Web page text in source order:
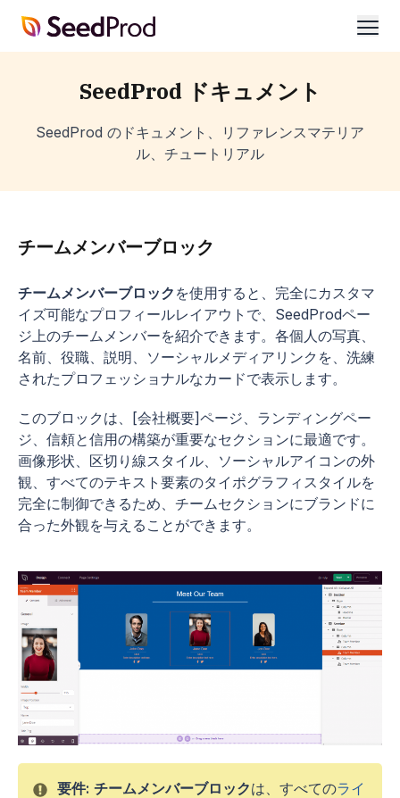
SeedProd
SeedProd ドキュメント
SeedProd のドキュメント、リファレンスマテリア
ル、チュートリアル
チームメンバーブロック
チームメンバーブロック を使用すると、完全にカスタマ
イズ可能なプロフィールレイアウトで、SeedProdペー
ジ上のチームメンバーを紹介できます。各個人の写真、
名前、役職、説明、ソーシャルメディアリンクを、洗練
されたプロフェッショナルなカードで表示します。
このブロックは、[会社概要]ページ、ランディングペー
ジ、信頼と信用の構築が重要なセクションに最適です。
画像形状、区切り線スタイル、ソーシャルアイコンの外
観、すべてのテキスト要素のタイポグラフィスタイルを
完全に制御できるため、チームセクションにブランドに
合った外観を与えることができます。
要件: チームメンバーブロックは、すべてのライ